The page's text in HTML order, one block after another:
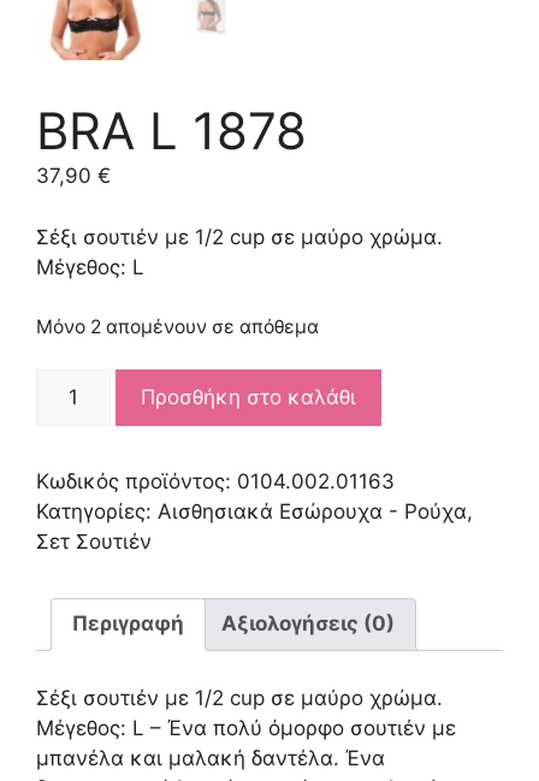
BRA L 1878
37,90 €
Σέξι σουτιέν με 1/2 cup σε μαύρο χρώμα.
Μέγεθος: L
Μόνο 2 απομένουν σε απόθεμα
ποσότητα
Προσθήκη στο καλάθι
Κωδικός προϊόντος: 0104.002.01163
Κατηγορίες: Αισθησιακά Εσώρουχα - Ρούχα,
Σετ Σουτιέν
Περιγραφή Αξιολογήσεις (0)
Σέξι σουτιέν με 1/2 cup σε μαύρο χρώμα.
Μέγεθος: L – Ένα πολύ όμορφο σουτιέν με
μπανέλα και μαλακή δαντέλα. Ένα